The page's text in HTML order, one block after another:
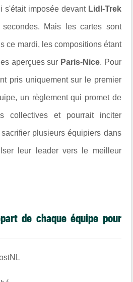
s'était imposée devant Lidl-Trek
Mais les cartes sont
ce mardi, les compositions étant
aperçues sur Paris-Nice. Pour
pris uniquement sur le premier
un règlement qui promet de
collectives et pourrait inciter
plusieurs équipiers dans
leur leader vers le meilleur
de chaque équipe pour